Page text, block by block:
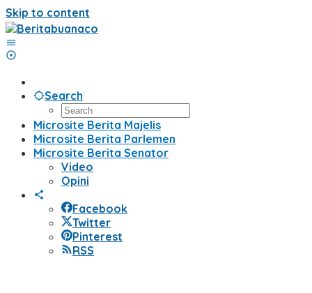
Skip to content
Search
Microsite Berita Majelis
Microsite Berita Parlemen
Microsite Berita Senator
Video
Opini
Facebook
Twitter
Pinterest
RSS